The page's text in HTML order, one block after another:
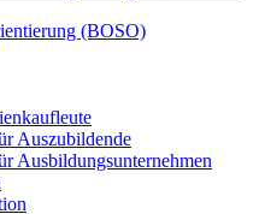
(BOSO)
Auszubildende
Ausbildungsunternehmen